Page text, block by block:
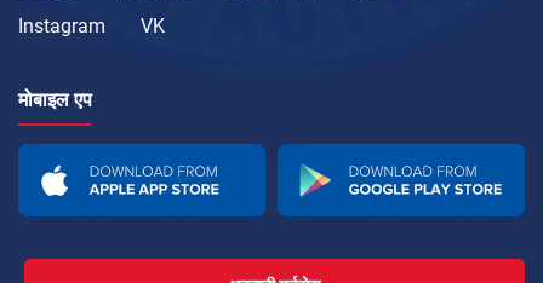
Instagram
VK
मोबाइल एप